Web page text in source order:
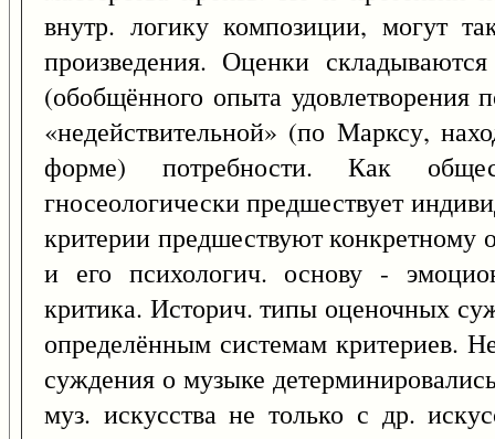
внутр. логику композиции, могут
произведения. Оценки
(обобщённого опыта удовлетворения
«недействительной» (по Марксу,
форме) потребности. Как
гносеологически предшествует
критерии предшествуют
и его психологич. основу -
критика. Историч. типы оценочных
определённым системам критериев.
суждения о музыке
муз. искусства не только с др.